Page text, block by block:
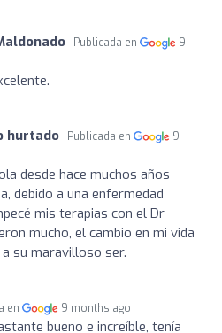
Publicada en
9
hurtado Publicada en
9
desde hace muchos años
debido a una enfermedad
mis terapias con el Dr
mucho, el cambio en mi vida
su maravilloso ser.
en 9 months ago
bueno e increíble, tenía